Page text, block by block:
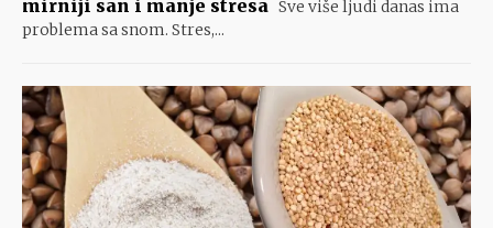
mirniji san i manje stresa Sve više ljudi danas ima
problema sa snom. Stres,...